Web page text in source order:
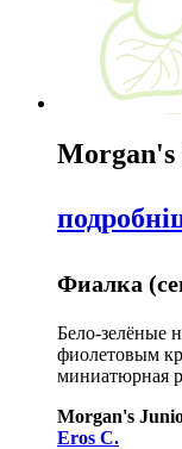
Фиалка
Бело-зелёные
фиолетовым
миниатюрная
Morgan's
Eros C.